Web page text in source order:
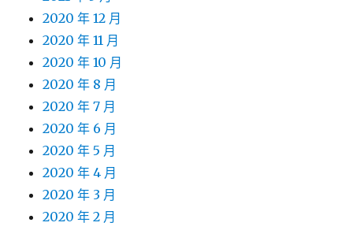
2020 年 12 月
2020 年 11 月
2020 年 10 月
2020 年 8 月
2020 年 7 月
2020 年 6 月
2020 年 5 月
2020 年 4 月
2020 年 3 月
2020 年 2 月